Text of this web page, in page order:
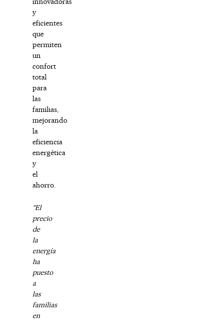
y
eficientes
que
permiten
un
confort
total
para
las
familias,
mejorando
la
eficiencia
energética
y
el
ahorro.
“El
precio
de
la
energía
ha
puesto
a
las
familias
en